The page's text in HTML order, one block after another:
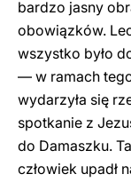
bardzo jasny
obowiązków.
wszystko było
— w ramach
wydarzyła się
spotkanie z
do Damaszku.
człowiek upadł